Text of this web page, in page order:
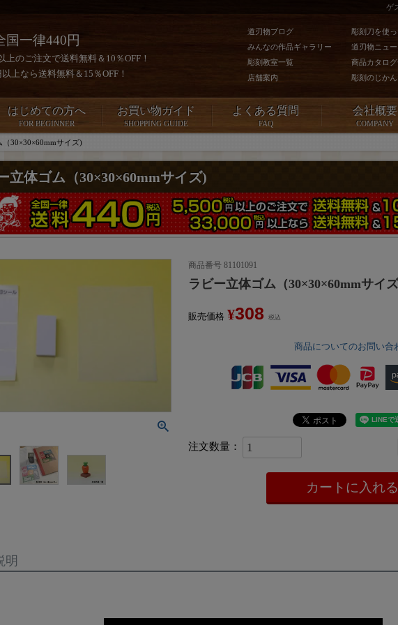
国一律440円
上のご注文で送料無料＆10％OFF！
上なら送料無料＆15％OFF！
道刃物ブログ
みんなの作品ギャラリー
彫刻教室一覧
店舗案内
彫刻刀を使
道刃物ニュー
商品カタロ
彫刻のじかん
ゲ
はじめての方へ
FOR BEGINNER
お買い物ガイド
SHOPPING GUIDE
よくある質問
FAQ
会社概要
COMPANY
（30×30×60mmサイズ)
立体ゴム（30×30×60mmサイズ)
商品番号 81101091
ラビー立体ゴム（30×30×60mmサイ
販売価格 ¥308 税込
商品についてのお問い合
カートに入れる
明